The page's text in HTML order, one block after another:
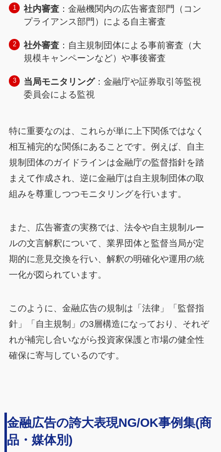
社内審査：金融機関内の広告審査部門（コン
プライアンス部門）による自主審査
社外審査：自主規制団体による事前審査（大
規模キャンペーンなど）や事後審査
当局モニタリング：金融庁や証券取引等監視
委員会による監視
特に重要なのは、これらが単に上下関係ではなく
相互補完的な関係にあることです。例えば、自主
規制団体のガイドラインは金融庁の監督指針を踏
まえて作成され、逆に金融庁は自主規制団体の取
組みを尊重しつつモニタリングを行います。
また、広告審査の実務では、法令や自主規制ルー
ルの文言解釈について、業界団体と監督当局が定
期的に意見交換を行い、解釈の明確化や運用の統
一化が図られています。
このように、金融広告の規制は「法律」「監督指
針」「自主規制」の3層構造になっており、それぞ
れが補完し合いながら投資家保護と市場の健全性
確保に寄与しているのです。
金融広告の誇大表現NG/OK事例集(商
品・媒体別)